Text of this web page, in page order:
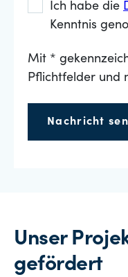
Ich habe die
Kenntnis
Mit *
Pflichtfelder und
Nachricht
Unser
gefördert